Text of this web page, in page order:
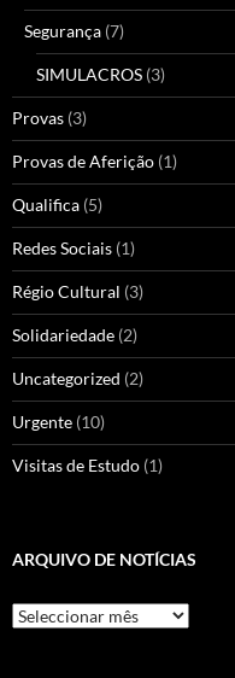
Segurança (7)
SIMULACROS (3)
Provas (3)
Provas de Aferição (1)
Qualifica (5)
Redes Sociais (1)
Régio Cultural (3)
Solidariedade (2)
Uncategorized (2)
Urgente (10)
Visitas de Estudo (1)
ARQUIVO DE NOTÍCIAS
Arquivo
de